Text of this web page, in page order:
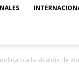
a la alcaldía de